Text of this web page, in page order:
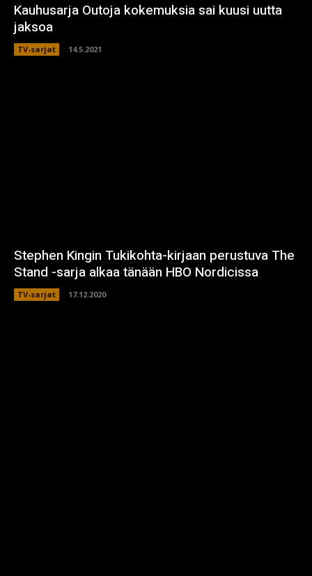
Kauhusarja Outoja kokemuksia sai kuusi uutta
jaksoa
TV-sarjat 14.5.2021
Stephen Kingin Tukikohta-kirjaan perustuva The
Stand -sarja alkaa tänään HBO Nordicissa
TV-sarjat 17.12.2020